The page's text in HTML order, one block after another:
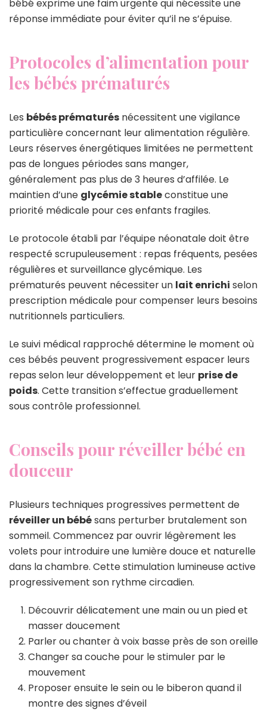
bébé exprime une faim urgente qui nécessite une
réponse immédiate pour éviter qu’il ne s’épuise.
Protocoles d’alimentation pour
les bébés prématurés
Les bébés prématurés nécessitent une vigilance
particulière concernant leur alimentation régulière.
Leurs réserves énergétiques limitées ne permettent
pas de longues périodes sans manger,
généralement pas plus de 3 heures d’affilée. Le
maintien d’une glycémie stableconstitue une
priorité médicale pour ces enfants fragiles.
Le protocole établi par l’équipe néonatale doit être
respecté scrupuleusement : repas fréquents, pesées
régulières et surveillance glycémique. Les
prématurés peuvent nécessiter un lait enrichi selon
prescription médicale pour compenser leurs besoins
nutritionnels particuliers.
Le suivi médical rapproché détermine le moment où
ces bébés peuvent progressivement espacer leurs
repas selon leur développement et leur prise de
poids. Cette transition s’effectue graduellement
sous contrôle professionnel.
Conseils pour réveiller bébé en
douceur
Plusieurs techniques progressives permettent de
réveiller un bébésans perturber brutalement son
sommeil. Commencez par ouvrir légèrement les
volets pour introduire une lumière douce et naturelle
dans la chambre. Cette stimulation lumineuse active
progressivement son rythme circadien.
Découvrir délicatement une main ou un pied et
masser doucement
Parler ou chanter à voix basse près de son oreille
Changer sa couche pour le stimuler par le
mouvement
Proposer ensuite le sein ou le biberon quand il
montre des signes d’éveil